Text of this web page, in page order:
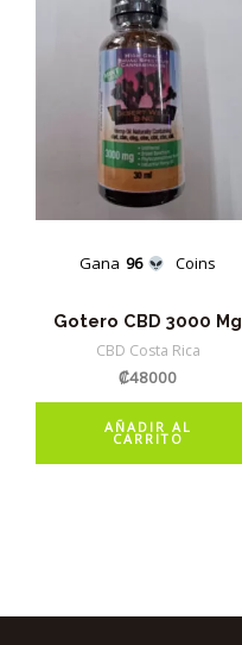
Gana 96 Coins
Gotero CBD 3000 Mg
CBD Costa Rica
₡48000
AÑADIR AL
CARRITO